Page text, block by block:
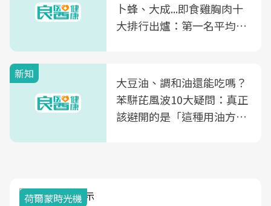
卜蜂、大成...即食雞胸肉十
大排行出爐：第一名平均一
新知
大豆油、調和油還能吃嗎？
苯駢芘風波10大疑問：真正
該避開的是「這種用油方
荷爾蒙時光機